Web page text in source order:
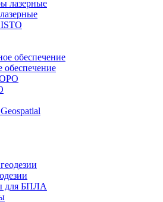
для БПЛА